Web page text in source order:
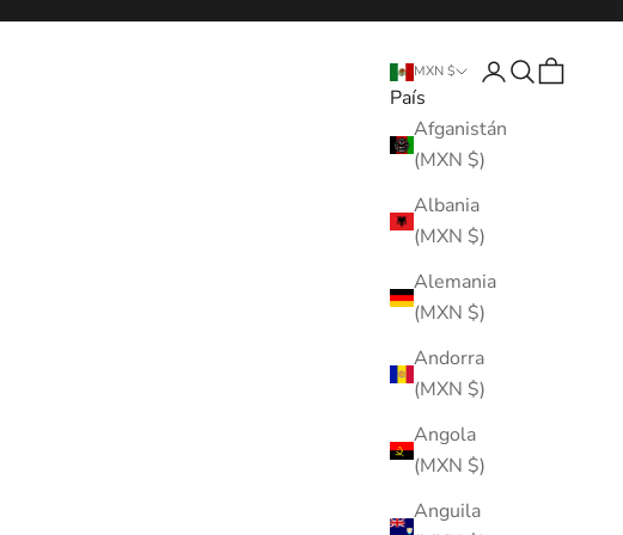
MXN $
País
Afganistán
(MXN $)
Albania
(MXN $)
Alemania
(MXN $)
Andorra
(MXN $)
Angola
(MXN $)
Anguila
Abrir página de
AbrirAbrir